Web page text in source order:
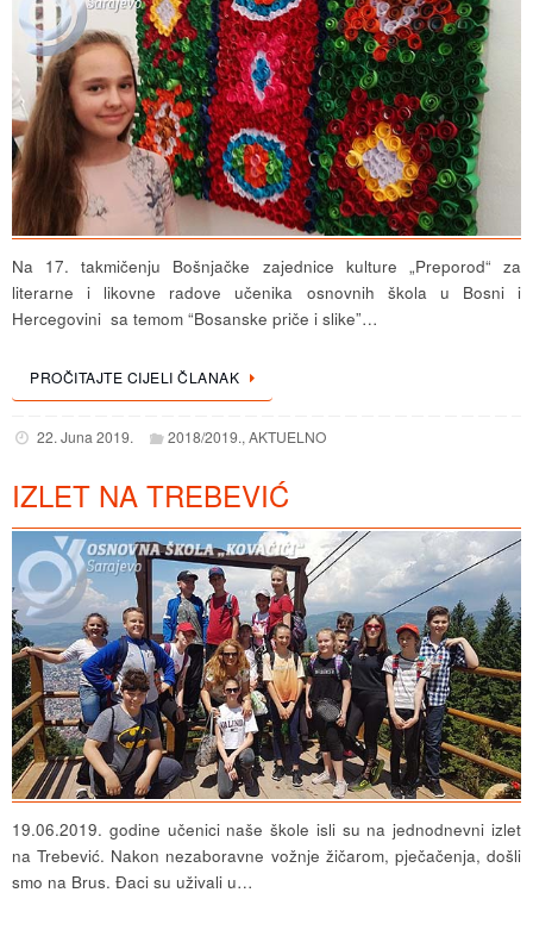
Na 17. takmičenju Bošnjačke zajednice kulture „Preporod“ za
literarne i likovne radove učenika osnovnih škola u Bosni i
Hercegovini sa temom “Bosanske priče i slike”…
PROČITAJTE CIJELI ČLANAK
22. Juna 2019. 2018/2019.,AKTUELNO
IZLET NA TREBEVIĆ
19.06.2019. godine učenici naše škole isli su na jednodnevni izlet
na Trebević. Nakon nezaboravne vožnje žičarom, pječačenja, došli
smo na Brus. Đaci su uživali u…